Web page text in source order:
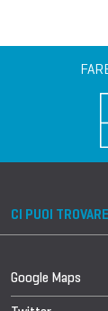
CI PUOI TROVARE
Google Maps